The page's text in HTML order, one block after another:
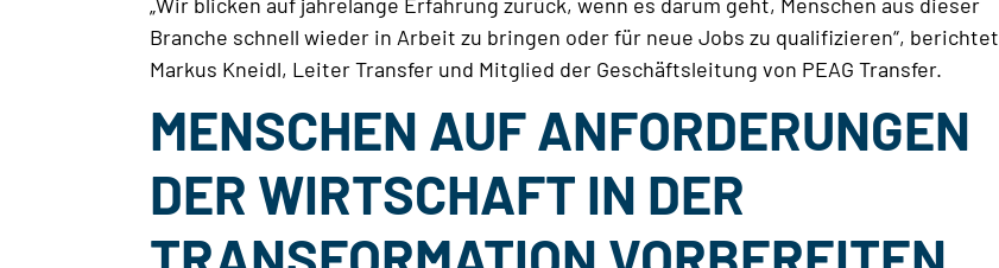
Branche schnell wieder in Arbeit zu bringen oder für neue Jobs zu qualifizieren“, berichtet
Markus Kneidl, Leiter Transfer und Mitglied der Geschäftsleitung von PEAG Transfer.
MENSCHEN AUF ANFORDERUNGEN
DER WIRTSCHAFT IN DER